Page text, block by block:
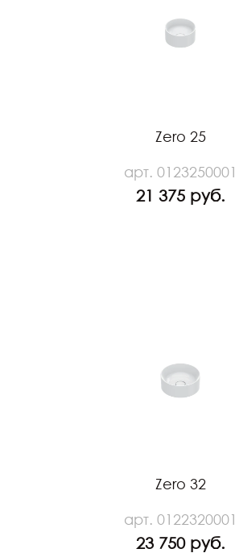
Zero 25
арт. 0123250001
21 375 руб.
Zero 32
арт. 0122320001
23 750 руб.